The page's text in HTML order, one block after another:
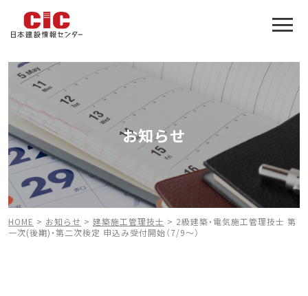
お知らせ
HOME > お知らせ > 建築施工管理技士 > 2級建築・電気施工管理技士 第
一次(後期)・第二次検定 申込み受付開始（7/9～）